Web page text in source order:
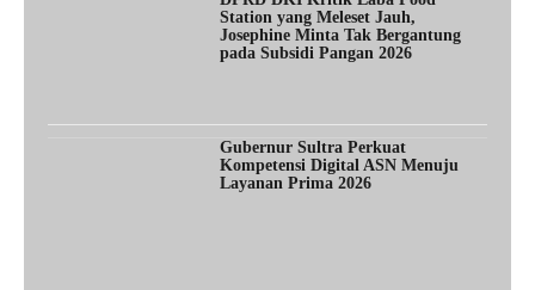
Station yang Meleset Jauh,
Josephine Minta Tak Bergantung
pada Subsidi Pangan 2026
Gubernur Sultra Perkuat
Kompetensi Digital ASN Menuju
Layanan Prima 2026